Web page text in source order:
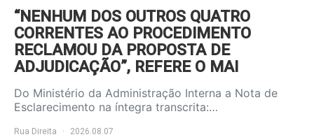
“NENHUM DOS OUTROS QUATRO
CORRENTES AO PROCEDIMENTO
RECLAMOU DA PROPOSTA DE
ADJUDICAÇÃO”, REFERE O MAI
Do Ministério da Administração Interna a Nota de
Esclarecimento na íntegra transcrita:…
Rua Direita 2026.08.07